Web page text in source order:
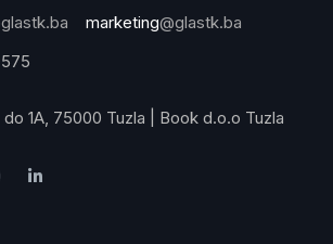
marketing@glastk.ba
do 1A, 75000 Tuzla | Book d.o.o Tuzla